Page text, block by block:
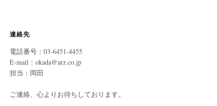
連絡先
電話番号：03-6451-4455
E-mail：okada@arz.co.jp
担当：岡田
ご連絡、心よりお待ちしております。